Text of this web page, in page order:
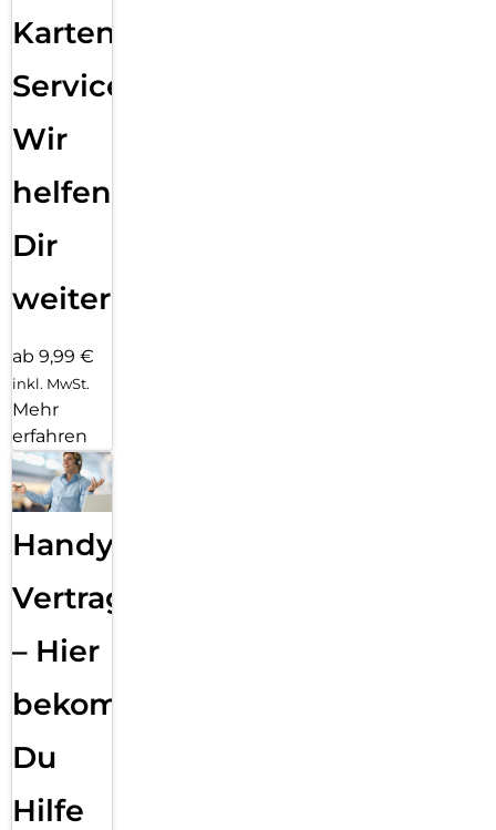
Karten
Service:
Wir
helfen
Dir
weiter
ab 9,99 €
inkl. MwSt.
Mehr
erfahren
Handy
Vertragsabwicklung
– Hier
bekommst
Du
Hilfe